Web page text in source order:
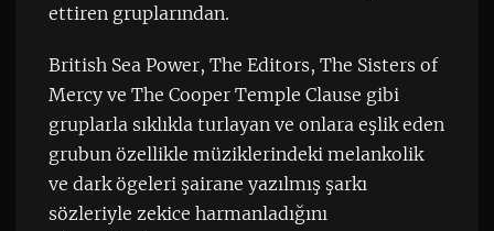
ettiren gruplarından.
British Sea Power, The Editors, The Sisters of
Mercy ve The Cooper Temple Clause gibi
gruplarla sıklıkla turlayan ve onlara eşlik eden
grubun özellikle müziklerindeki melankolik
ve dark ögeleri şairane yazılmış şarkı
sözleriyle zekice harmanladığını